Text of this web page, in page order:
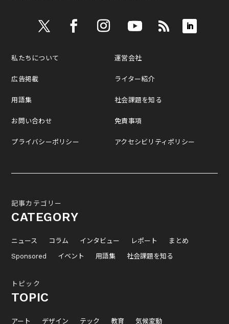
私たちについて
広告掲載
用語集
お問い合わせ
プライバシーポリシー
運営会社
ライター紹介
社会課題を知る
免責事項
アクセシビリティポリシー
記事カテゴリー
CATEGORY
ニュース コラム インタビュー レポート
まとめ
Sponsored
イベント 用語集 社会課題を知る
トピック
TOPIC
アート デザイン テック 教育 気候変動